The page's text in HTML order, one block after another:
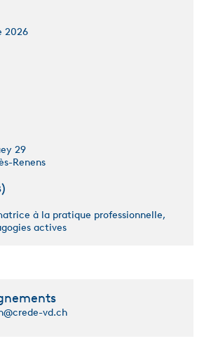
2026
29
Renens
à la pratique professionnelle,
actives
vd.ch